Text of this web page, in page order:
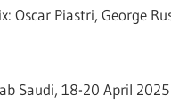
Oscar Piastri, George
Saudi, 18-20 April 2025